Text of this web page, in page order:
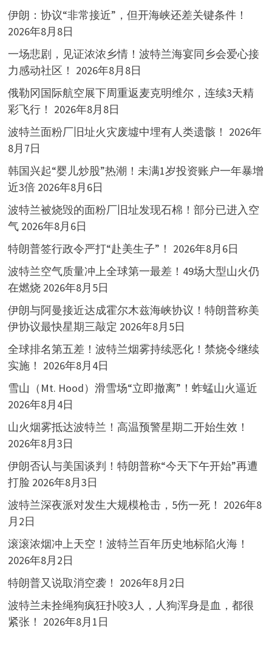
伊朗：协议“非常接近”，但开海峡还差关键条件！
2026年8月8日
一场悲剧，见证浓浓乡情！波特兰海宴同乡会爱心接
力感动社区！ 2026年8月8日
俄勒冈国际航空展下周重返麦克明维尔，连续3天精
彩飞行！ 2026年8月8日
波特兰面粉厂旧址火灾废墟中埋有人类遗骸！ 2026年
8月7日
韩国兴起“婴儿炒股”热潮！未满1岁投资账户一年暴增
近3倍 2026年8月6日
波特兰被烧毁的面粉厂旧址发现石棉！部分已进入空
气 2026年8月6日
特朗普签行政令严打“赴美生子”！ 2026年8月6日
波特兰空气质量冲上全球第一最差！49场大型山火仍
在燃烧 2026年8月5日
伊朗与阿曼接近达成霍尔木兹海峡协议！特朗普称美
伊协议最快星期三敲定 2026年8月5日
全球排名第五差！波特兰烟雾持续恶化！禁烧令继续
实施！ 2026年8月4日
雪山（Mt. Hood）滑雪场“立即撤离”！蚱蜢山火逼近
2026年8月4日
山火烟雾抵达波特兰！高温预警星期二开始生效！
2026年8月3日
伊朗否认与美国谈判！特朗普称“今天下午开始”再遭
打脸 2026年8月3日
波特兰深夜派对发生大规模枪击，5伤一死！ 2026年8
月2日
滚滚浓烟冲上天空！波特兰百年历史地标陷火海！
2026年8月2日
特朗普又说取消空袭！ 2026年8月2日
波特兰未拴绳狗疯狂扑咬3人，人狗浑身是血，都很
紧张！ 2026年8月1日